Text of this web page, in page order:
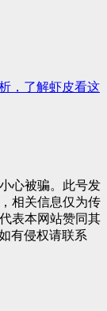
，了解虾皮看这
心被骗。此号发
相关信息仅为传
表本网站赞同其
有侵权请联系